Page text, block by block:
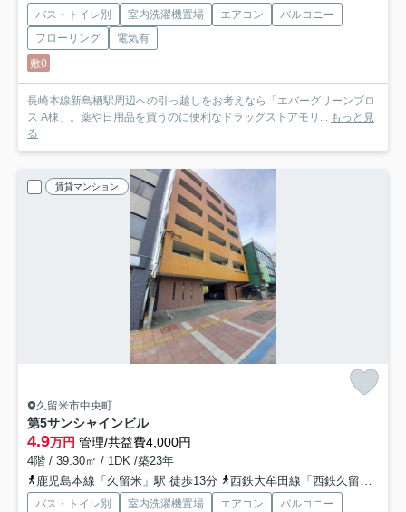
バス・トイレ別 室内洗濯機置場 エアコン
バルコニー
フローリング
電気有
敷0
長崎本線新鳥栖駅周辺への引っ越しをお考えなら「エバーグリーンブロ
ス A棟」。薬や日用品を買うのに便利なドラッグストアモリ... もっと見
る
賃貸マンション
久留米市中央町
第5サンシャインビル
4.9万円 管理/共益費4,000円
4階 / 39.30㎡ / 1DK /築23年
鹿児島本線「久留米」駅 徒歩13分
西鉄大牟田線「西鉄久留米」駅 徒歩19分
バス・トイレ別 室内洗濯機置場 エアコン
バルコニー